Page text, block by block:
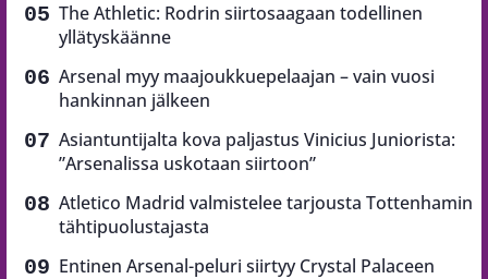
The Athletic: Rodrin siirtosaagaan todellinen
yllätyskäänne
Arsenal myy maajoukkuepelaajan – vain vuosi
hankinnan jälkeen
Asiantuntijalta kova paljastus Vinicius Juniorista:
”Arsenalissa uskotaan siirtoon”
Atletico Madrid valmistelee tarjousta Tottenhamin
tähtipuolustajasta
Entinen Arsenal-peluri siirtyy Crystal Palaceen